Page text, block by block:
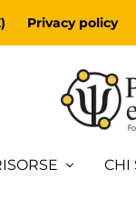
Privacy policy
CHI